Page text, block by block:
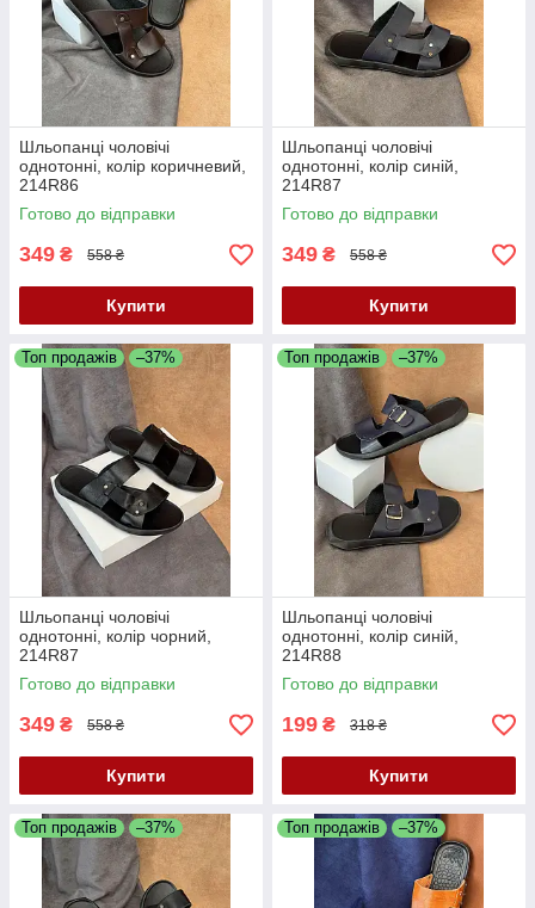
Шльопанці чоловічі
однотонні, колір коричневий,
214R86
Готово до відправки
349 ₴ 558 ₴
Купити
Шльопанці чоловічі
однотонні, колір синій,
214R87
Готово до відправки
349 ₴ 558 ₴
Купити
Топ продажів –37%
Шльопанці чоловічі
однотонні, колір чорний,
214R87
Готово до відправки
349 ₴ 558 ₴
Купити
Топ продажів –37%
Шльопанці чоловічі
однотонні, колір синій,
214R88
Готово до відправки
199 ₴ 318 ₴
Купити
Топ продажів –37% Топ продажів –37%